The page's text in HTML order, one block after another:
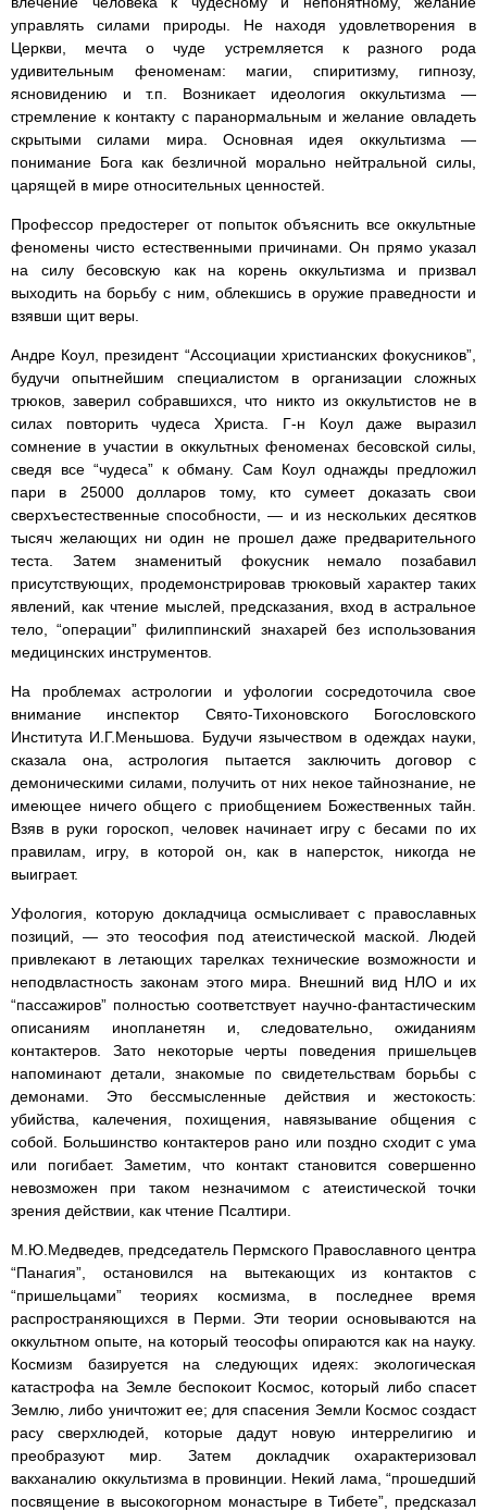
управлять силами природы. Не находя удовлетворения в
Церкви, мечта о чуде устремляется к разного рода
удивительным феноменам: магии, спиритизму, гипнозу,
ясновидению и т.п. Возникает идеология оккультизма —
стремление к контакту с паранормальным и желание овладеть
скрытыми силами мира. Основная идея оккультизма —
понимание Бога как безличной морально нейтральной силы,
царящей в мире относительных ценностей.
Профессор предостерег от попыток объяснить все оккультные
феномены чисто естественными причинами. Он прямо указал
на силу бесовскую как на корень оккультизма и призвал
выходить на борьбу с ним, облекшись в оружие праведности и
взявши щит веры.
Андре Коул, президент “Ассоциации христианских фокусников”,
будучи опытнейшим специалистом в организации сложных
трюков, заверил собравшихся, что никто из оккультистов не в
силах повторить чудеса Христа. Г-н Коул даже выразил
сомнение в участии в оккультных феноменах бесовской силы,
сведя все “чудеса” к обману. Сам Коул однажды предложил
пари в 25000 долларов тому, кто сумеет доказать свои
сверхъестественные способности, — и из нескольких десятков
тысяч желающих ни один не прошел даже предварительного
теста. Затем знаменитый фокусник немало позабавил
присутствующих, продемонстрировав трюковый характер таких
явлений, как чтение мыслей, предсказания, вход в астральное
тело, “операции” филиппинский знахарей без использования
медицинских инструментов.
На проблемах астрологии и уфологии сосредоточила свое
внимание инспектор Свято-Тихоновского Богословского
Института И.Г.Меньшова. Будучи язычеством в одеждах науки,
сказала она, астрология пытается заключить договор с
демоническими силами, получить от них некое тайнознание, не
имеющее ничего общего с приобщением Божественных тайн.
Взяв в руки гороскоп, человек начинает игру с бесами по их
правилам, игру, в которой он, как в наперсток, никогда не
выиграет.
Уфология, которую докладчица осмысливает с православных
позиций, — это теософия под атеистической маской. Людей
привлекают в летающих тарелках технические возможности и
неподвластность законам этого мира. Внешний вид НЛО и их
“пассажиров” полностью соответствует научно-фантастическим
описаниям инопланетян и, следовательно, ожиданиям
контактеров. Зато некоторые черты поведения пришельцев
напоминают детали, знакомые по свидетельствам борьбы с
демонами. Это бессмысленные действия и жестокость:
убийства, калечения, похищения, навязывание общения с
собой. Большинство контактеров рано или поздно сходит с ума
или погибает. Заметим, что контакт становится совершенно
невозможен при таком незначимом с атеистической точки
зрения действии, как чтение Псалтири.
М.Ю.Медведев, председатель Пермского Православного центра
“Панагия”, остановился на вытекающих из контактов с
“пришельцами” теориях космизма, в последнее время
распространяющихся в Перми. Эти теории основываются на
оккультном опыте, на который теософы опираются как на науку.
Космизм базируется на следующих идеях: экологическая
катастрофа на Земле беспокоит Космос, который либо спасет
Землю, либо уничтожит ее; для спасения Земли Космос создаст
расу сверхлюдей, которые дадут новую интеррелигию и
преобразуют мир. Затем докладчик охарактеризовал
вакханалию оккультизма в провинции. Некий лама, “прошедший
посвящение в высокогорном монастыре в Тибете”, предсказал